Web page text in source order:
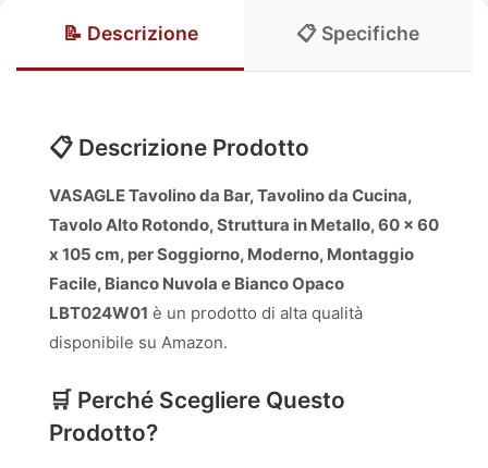
📝 Descrizione 📋 Specifiche
📋 Descrizione Prodotto
VASAGLE Tavolino da Bar, Tavolino da Cucina,
Tavolo Alto Rotondo, Struttura in Metallo, 60 x 60
x 105 cm, per Soggiorno, Moderno, Montaggio
Facile, Bianco Nuvola e Bianco Opaco
LBT024W01 è un prodotto di alta qualità
disponibile su Amazon.
🛒 Perché Scegliere Questo
Prodotto?